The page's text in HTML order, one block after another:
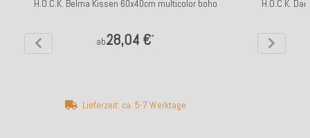
H.O.C.K. Belma Kissen 60x40cm multicolor boho
ab28,04 €*
Lieferzeit: ca. 5-7 Werktage
H.O.C.K.